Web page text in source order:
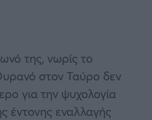
της, νωρίς το
στον Ταύρο δεν
για την ψυχολογία
έντονης εναλλαγής